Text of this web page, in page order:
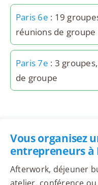
Paris 6e : 19
réunions de groupe
Paris 7e : 3
de groupe
Vous organisez
entrepreneurs à
Afterwork, déjeuner